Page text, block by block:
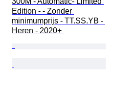
Edition - - Zonder
minimumprijs - TT.SS.YB -
Heren - 2020+